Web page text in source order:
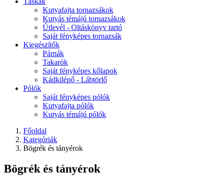
Kutyafajta tornazsákok
Kutyás témájú tornazsákok
Útlevél - Oltáskönyv tartó
Saját fényképes tornazsák
Kiegészítők
Párnák
Takarók
Saját fényképes kőlapok
Kádkilépő - Lábtörlő
Pólók
Saját fényképes pólók
Kutyafajta pólók
Kutyás témájú pólók
Főoldal
Kategóriák
Bögrék és tányérok
Bögrék és tányérok